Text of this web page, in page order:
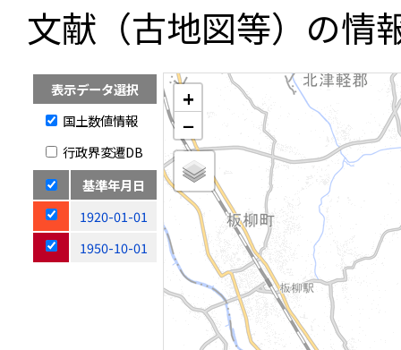
文献（古地図等）の情
表示データ選択
国土数値情報
行政界変遷DB
基準年月日
1920-01-01
1950-10-01
+
−